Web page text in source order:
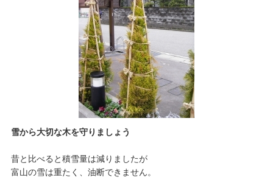
雪から大切な木を守りましょう
昔と比べると積雪量は減りましたが
富山の雪は重たく、油断できません。